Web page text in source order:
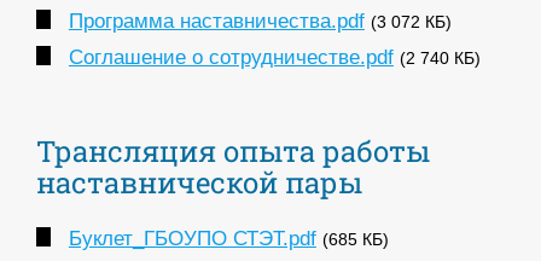
Программа наставничества.pdf (3 072 КБ)
Соглашение о сотрудничестве.pdf (2 740 КБ)
Трансляция опыта работы
наставнической пары
Буклет_ГБОУПО СТЭТ.pdf (685 КБ)